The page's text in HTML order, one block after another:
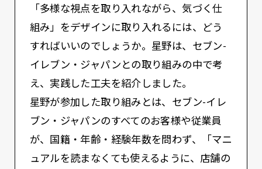
「多様な視点を取り入れながら、気づく仕
組み」をデザインに取り入れるには、どう
すればいいのでしょうか。星野は、セブン-
イレブン・ジャパンとの取り組みの中で考
え、実践した工夫を紹介しました。
星野が参加した取り組みとは、セブン-イレ
ブン・ジャパンのすべてのお客様や従業員
が、国籍・年齢・経験年数を問わず、「マニ
ュアルを読まなくても使えるように、店舗の